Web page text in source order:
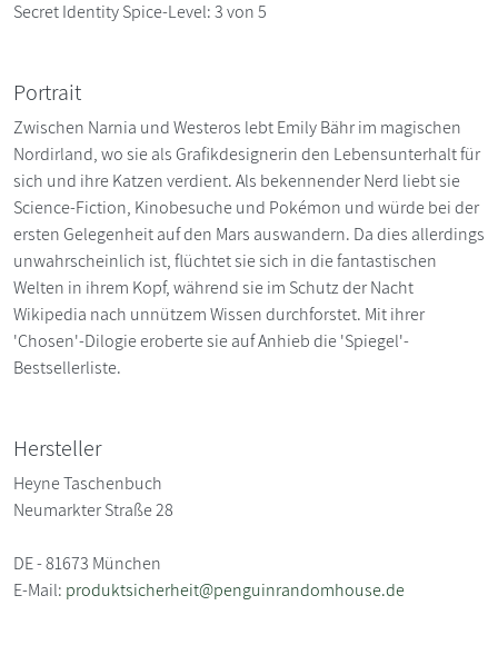
Secret Identity Spice-Level: 3 von 5
Portrait
Zwischen Narnia und Westeros lebt Emily Bähr im magischen
Nordirland, wo sie als Grafikdesignerin den Lebensunterhalt für
sich und ihre Katzen verdient. Als bekennender Nerd liebt sie
Science-Fiction, Kinobesuche und Pokémon und würde bei der
ersten Gelegenheit auf den Mars auswandern. Da dies allerdings
unwahrscheinlich ist, flüchtet sie sich in die fantastischen
Welten in ihrem Kopf, während sie im Schutz der Nacht
Wikipedia nach unnützem Wissen durchforstet. Mit ihrer
'Chosen'-Dilogie eroberte sie auf Anhieb die 'Spiegel'-
Bestsellerliste.
Hersteller
Heyne Taschenbuch
Neumarkter Straße 28
DE - 81673 München
E-Mail: produktsicherheit@penguinrandomhouse.de